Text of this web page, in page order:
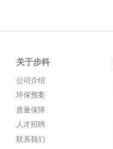
关于步科
公司介绍
环保预案
质量保障
人才招聘
联系我们